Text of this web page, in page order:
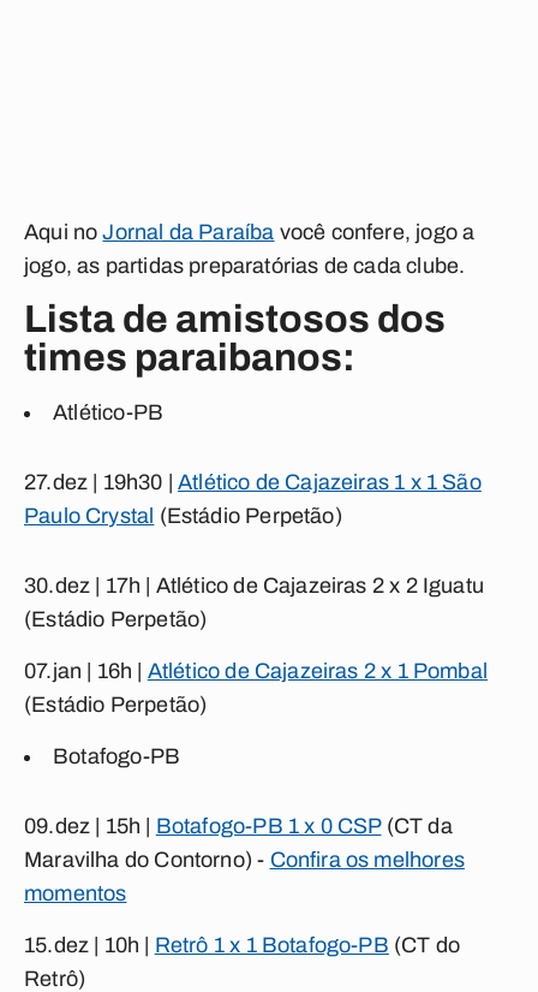
Aqui noJornal da Paraíba você confere, jogo a
jogo, as partidas preparatórias de cada clube.
Lista de amistosos dos
times paraibanos:
Atlético-PB
27.dez | 19h30 |Atlético de Cajazeiras 1 x 1 São
Paulo Crystal (Estádio Perpetão)
30.dez | 17h | Atlético de Cajazeiras 2 x 2 Iguatu
(Estádio Perpetão)
07.jan | 16h | Atlético de Cajazeiras 2 x 1 Pombal
(Estádio Perpetão)
Botafogo-PB
09.dez | 15h | Botafogo-PB 1 x 0 CSP (CT da
Maravilha do Contorno) - Confira os melhores
momentos
15.dez | 10h | Retrô 1 x 1 Botafogo-PB (CT do
Retrô)